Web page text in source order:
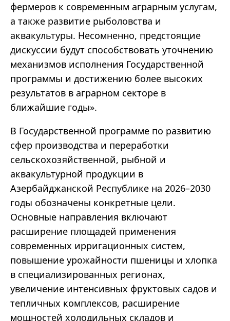
фермеров к современным аграрным услугам,
а также развитие рыболовства и
аквакультуры. Несомненно, предстоящие
дискуссии будут способствовать уточнению
механизмов исполнения Государственной
программы и достижению более высоких
результатов в аграрном секторе в
ближайшие годы».
В Государственной программе по развитию
сфер производства и переработки
сельскохозяйственной, рыбной и
аквакультурной продукции в
Азербайджанской Республике на 2026–2030
годы обозначены конкретные цели.
Основные направления включают
расширение площадей применения
современных ирригационных систем,
повышение урожайности пшеницы и хлопка
в специализированных регионах,
увеличение интенсивных фруктовых садов и
тепличных комплексов, расширение
мощностей холодильных складов и